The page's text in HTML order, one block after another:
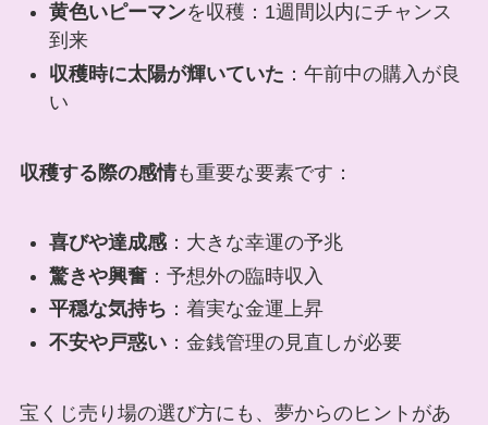
黄色いピーマンを収穫：1週間以内にチャンス
到来
収穫時に太陽が輝いていた ：午前中の購入が良
い
収穫する際の感情も重要な要素です：
喜びや達成感：大きな幸運の予兆
驚きや興奮：予想外の臨時収入
平穏な気持ち ：着実な金運上昇
不安や戸惑い：金銭管理の見直しが必要
宝くじ売り場の選び方にも、夢からのヒントがあ